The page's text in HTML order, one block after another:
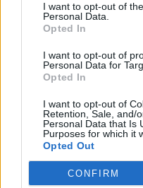
I want to opt-out of
Personal Data.
Opted In
I want to opt-out of
Personal Data for
Opted In
I want to opt-out of
Retention, Sale, and/
Personal Data that Is
Purposes for which it
Opted Out
CONFIRM
Αστυνομικά
ΕΟ Σπάρτης-
04 Φεβρουαρίου 2024